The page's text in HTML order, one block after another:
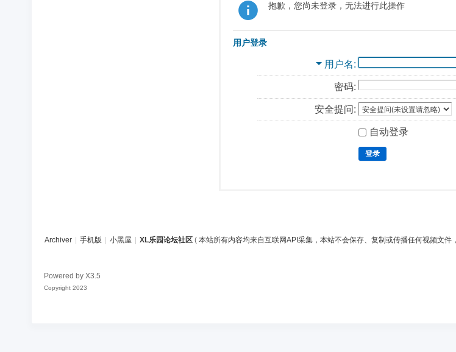
抱歉，您尚未登录，无法进行此操作
用户登录
用户名
密码:
安全提问:
自动登录
登录
Archiver 手机版 小黑屋 XL乐园论坛社区 ( 本站所有内容均来自互联网API采集，本站不会保存、复制或传播任何视频文
Powered by X3.5
Copyright 2023